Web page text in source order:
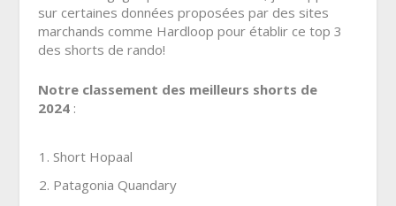
sur certaines données proposées par des sites
marchands comme Hardloop pour établir ce top 3
des shorts de rando!
Notre classement des meilleurs shorts de
2024:
Short Hopaal
Patagonia Quandary